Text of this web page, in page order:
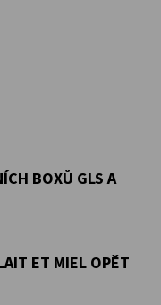
BOXŮ GLS A
ET MIEL OPĚT